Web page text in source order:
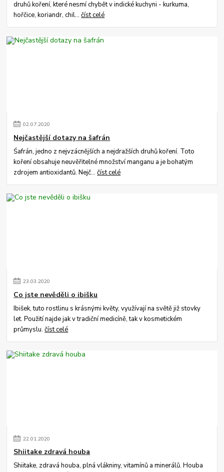
druhů koření, které nesmí chybět v indické kuchyni - kurkuma,
hořčice, koriandr, chil...číst celé
02.07.2020
Nejčastější dotazy na šafrán
Śafrán, jedno z nejvzácnějších a nejdražších druhů koření. Toto
koření obsahuje neuvěřitelné množství manganu a je bohatým
zdrojem antioxidantů. Nejč...číst celé
23.03.2020
Co jste nevěděli o ibišku
Ibišek, tuto rostlinu s krásnými květy, využívají na světě již stovky
let. Použití najde jak v tradiční medicíně, tak v kosmetickém
průmyslu.číst celé
22.01.2020
Shiitake zdravá houba
Shiitake, zdravá houba, plná vlákniny, vitamínů a minerálů. Houba